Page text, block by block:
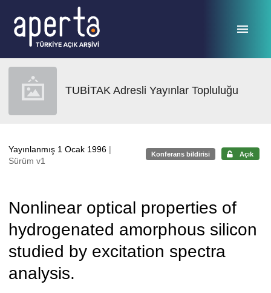
TUBİTAK Adresli Yayınlar Topluluğu
Yayınlanmış 1 Ocak 1996 |
Sürüm v1
Konferans bildirisi Açık
Nonlinear optical properties of
hydrogenated amorphous silicon
studied by excitation spectra
analysis.